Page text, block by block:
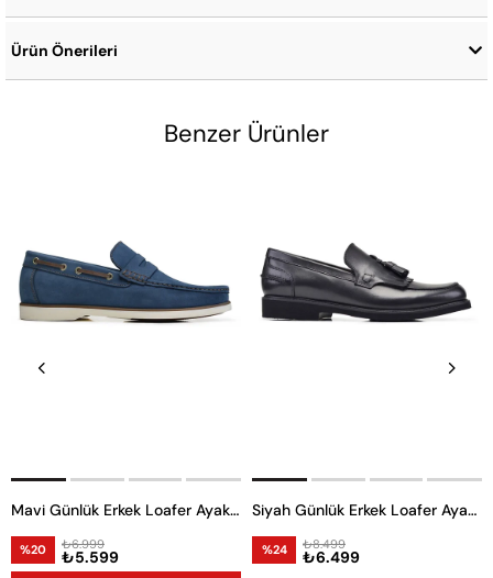
Ürün Önerileri
Benzer Ürünler
Mavi Günlük Erkek Loafer Ayakkabı
%20 ₺5.599
₺6.999
Siyah Günlük Erkek Loafer Ayakkabı
%24 ₺6.499
₺8.499